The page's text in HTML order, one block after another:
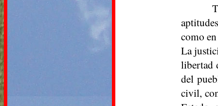
como
La
libertad
del
civil,